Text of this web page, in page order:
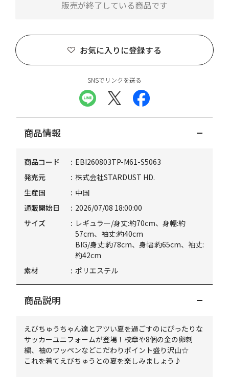
お気に入りに登録する
販売が終了している商品です
SNSでリンクを送る
商品情報
商品コード
EBI260803TP-M61-S5063
発売元
株式会社STARDUST HD.
生産国
中国
通販開始日
2026/07/08 18:00:00
サイズ
レギュラー/身丈:約70cm、身幅:約
57cm、袖丈:約40cm
BIG/身丈:約78cm、身幅:約65cm、袖丈:
約42cm
素材
ポリエステル
商品説明
えびちゅうちゃん達とアツい夏を過ごすのにぴったりな
サッカーユニフォームが登場！校章や8個の金の卵刺
繍、袖のワッペンなどこだわりポイント盛り沢山☆
これを着てえびちゅうとの夏を楽しみましょう♪